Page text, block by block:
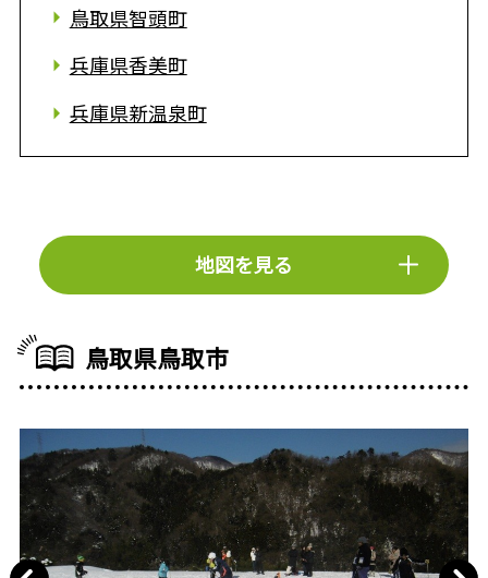
鳥取県智頭町
兵庫県香美町
兵庫県新温泉町
地図を見る
鳥取県鳥取市